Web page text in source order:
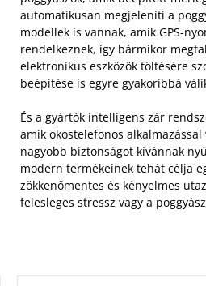
automatikusan megjeleníti a
modellek is vannak, amik GPS-
rendelkeznek, így bármikor
elektronikus eszközök töltésére
beépítése is egyre gyakoribbá
És a gyártók intelligens zár
amik okostelefonos
nagyobb biztonságot kívánnak
modern termékeinek tehát célja
zökkenőmentes és kényelmes
felesleges stressz vagy a